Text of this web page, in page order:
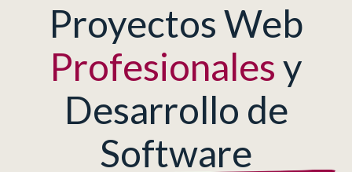
Proyectos Web
Profesionalesy
Desarrollo de
Software